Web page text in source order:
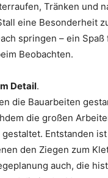
Tränken und
eine Besonderheit
springen – ein
Beobachten.
Detail.
die Bauarbeiten
die großen
Entstanden
den Ziegen zum
auch, die